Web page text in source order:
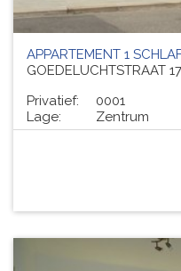
APPARTEMENT 1
GOEDELUCHTSTRAAT 17
Privatief:
0001
Lage:
Zentrum